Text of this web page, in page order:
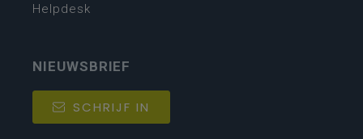
Helpdesk
NIEUWSBRIEF
SCHRIJF IN